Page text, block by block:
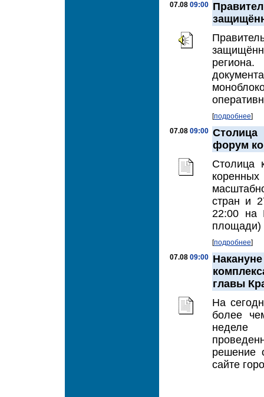
07.08 09:00
[подробнее]
07.08 09:00
форум
Столица
стран и
22:00 на
площади)
[подробнее]
07.08 09:00
главы
На
более
неделе
решение
сайте